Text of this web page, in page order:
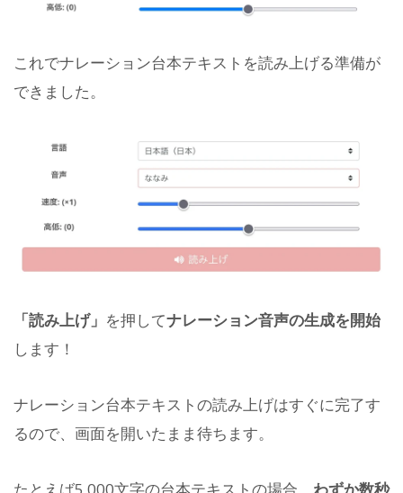
これでナレーション台本テキストを読み上げる準備が
できました。
「読み上げ」 を押してナレーション音声の生成を開始
します！
ナレーション台本テキストの読み上げはすぐに完了す
るので、画面を開いたまま待ちます。